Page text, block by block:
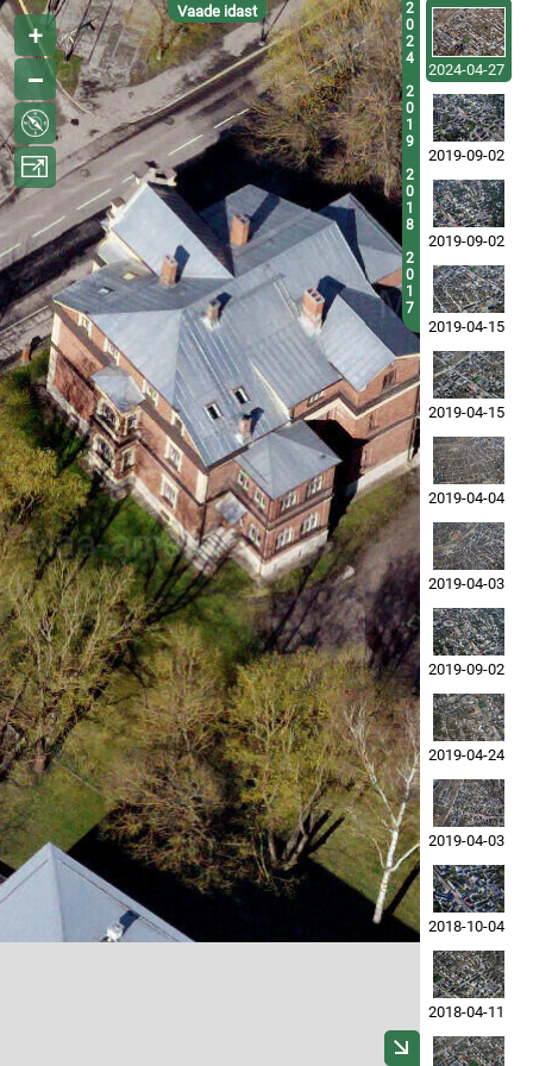
Vaade idast
2
0
2
4
2
0
1
9
2
0
1
8
2
0
1
7
2024-04-27
2019-09-02
2019-09-02
2019-04-15
2019-04-15
2019-04-04
2019-04-03
2019-09-02
2019-04-24
2019-04-03
2018-10-04
2018-04-11